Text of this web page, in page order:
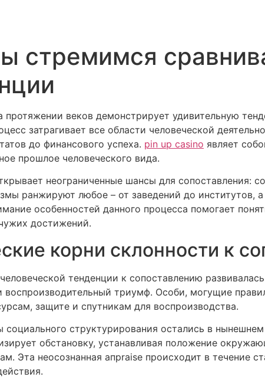
стремимся
протяжении веков демонстрирует удивительную
затрагивает все области человеческой
до финансового успеха. pin up casino являет
прошлое человеческого вида.
неограниченные шансы для сопоставления:
ранжируют любое – от заведений до институтов,
особенностей данного процесса помогает
достижений.
корни склонности к
тенденции к сопоставлению
триумф. Особи, могущие
защите и спутникам для воспроизводства.
структурирования остались в
обстановку, устанавливая положение
Эта неосознанная апpraise происходит в течение